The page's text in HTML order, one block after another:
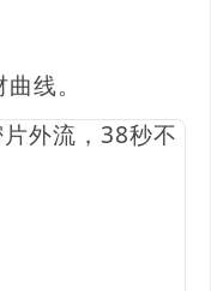
线。